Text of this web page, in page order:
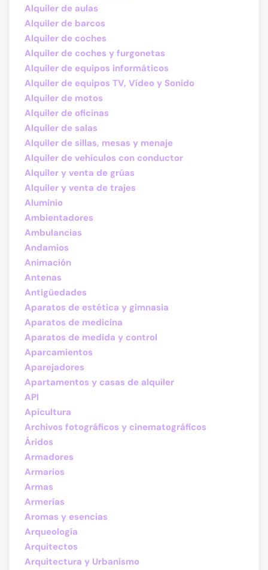
Alquiler de aulas
Alquiler de barcos
Alquiler de coches
Alquiler de coches y furgonetas
Alquiler de equipos informáticos
Alquiler de equipos TV, Vídeo y Sonido
Alquiler de motos
Alquiler de oficinas
Alquiler de salas
Alquiler de sillas, mesas y menaje
Alquiler de vehículos con conductor
Alquiler y venta de grúas
Alquiler y venta de trajes
Aluminio
Ambientadores
Ambulancias
Andamios
Animación
Antenas
Antigüedades
Aparatos de estética y gimnasia
Aparatos de medicina
Aparatos de medida y control
Aparcamientos
Aparejadores
Apartamentos y casas de alquiler
API
Apicultura
Archivos fotográficos y cinematográficos
Áridos
Armadores
Armarios
Armas
Armerías
Aromas y esencias
Arqueología
Arquitectos
Arquitectura y Urbanismo